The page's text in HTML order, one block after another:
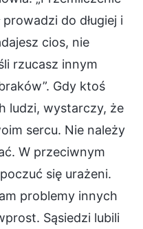
do długiej i
cios, nie
rzucasz innym
Gdy ktoś
ludzi, wystarczy, że
sercu. Nie należy
W przeciwnym
się urażeni.
problemy innych
Sąsiedzi lubili